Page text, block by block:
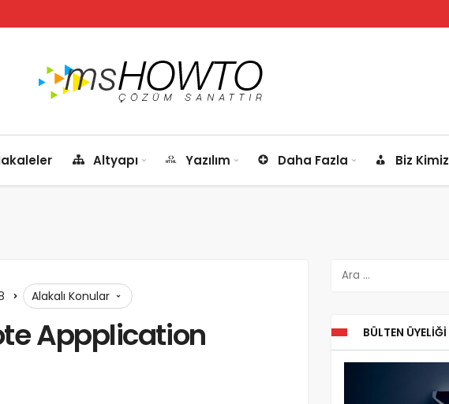
Altyapı Yazılım Daha Fazla Biz Kimiz
Alakalı Konular
Appplication
BÜLTEN ÜYELIĞI